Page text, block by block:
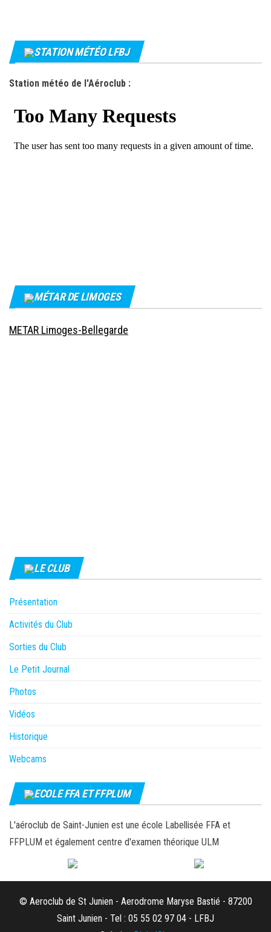
STATION MÉTÉO LFBJ
Station météo de l'Aéroclub :
MÉTAR DE LIMOGES
METAR Limoges-Bellegarde
LE CLUB
Présentation
Activités du Club
Sorties du Club
Le Petit Journal
Photos
Vidéos
Historique
Webcams
ECOLE FFA ET FFPLUM
L'aéroclub de Saint-Junien est une école Labellisée FFA et
FFPLUM et également centre d'examen théorique ULM
© Aeroclub de St Junien - Aerodrome Maryse Bastié - 87200
Saint Junien - Tel : 05 55 02 97 04 - LFBJ